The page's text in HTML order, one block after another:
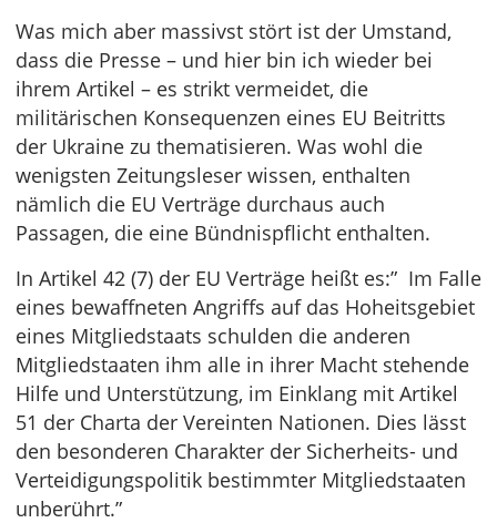
Was mich aber massivst stört ist der Umstand,
dass die Presse – und hier bin ich wieder bei
ihrem Artikel – es strikt vermeidet, die
militärischen Konsequenzen eines EU Beitritts
der Ukraine zu thematisieren. Was wohl die
wenigsten Zeitungsleser wissen, enthalten
nämlich die EU Verträge durchaus auch
Passagen, die eine Bündnispflicht enthalten.
In Artikel 42 (7) der EU Verträge heißt es:” Im Falle
eines bewaffneten Angriffs auf das Hoheitsgebiet
eines Mitgliedstaats schulden die anderen
Mitgliedstaaten ihm alle in ihrer Macht stehende
Hilfe und Unterstützung, im Einklang mit Artikel
51 der Charta der Vereinten Nationen. Dies lässt
den besonderen Charakter der Sicherheits- und
Verteidigungspolitik bestimmter Mitgliedstaaten
unberührt.”